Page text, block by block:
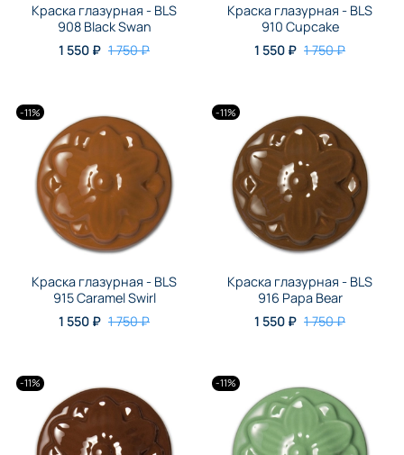
Краска глазурная - BLS
908 Black Swan
1 550 ₽ 1 750 ₽
Краска глазурная - BLS
910 Cupcake
1 550 ₽ 1 750 ₽
-11%
Краска глазурная - BLS
915 Caramel Swirl
1 550 ₽ 1 750 ₽
-11%
Краска глазурная - BLS
916 Papa Bear
1 550 ₽ 1 750 ₽
-11% -11%